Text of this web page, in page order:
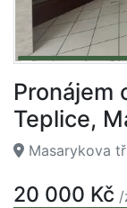
Pronájem
Teplice,
Masarykova
20 000 Kč /